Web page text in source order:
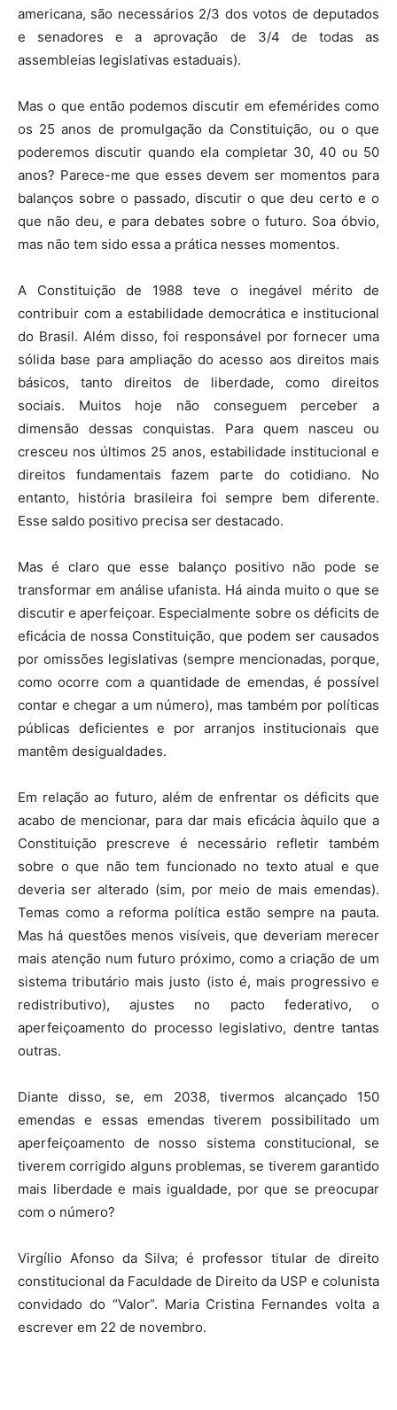
americana, são necessários 2/3 dos votos de deputados
e senadores e a aprovação de 3/4 de todas as
assembleias legislativas estaduais).
Mas o que então podemos discutir em efemérides como
os 25 anos de promulgação da Constituição, ou o que
poderemos discutir quando ela completar 30, 40 ou 50
anos? Parece-me que esses devem ser momentos para
balanços sobre o passado, discutir o que deu certo e o
que não deu, e para debates sobre o futuro. Soa óbvio,
mas não tem sido essa a prática nesses momentos.
A Constituição de 1988 teve o inegável mérito de
contribuir com a estabilidade democrática e institucional
do Brasil. Além disso, foi responsável por fornecer uma
sólida base para ampliação do acesso aos direitos mais
básicos, tanto direitos de liberdade, como direitos
sociais. Muitos hoje não conseguem perceber a
dimensão dessas conquistas. Para quem nasceu ou
cresceu nos últimos 25 anos, estabilidade institucional e
direitos fundamentais fazem parte do cotidiano. No
entanto, história brasileira foi sempre bem diferente.
Esse saldo positivo precisa ser destacado.
Mas é claro que esse balanço positivo não pode se
transformar em análise ufanista. Há ainda muito o que se
discutir e aperfeiçoar. Especialmente sobre os déficits de
eficácia de nossa Constituição, que podem ser causados
por omissões legislativas (sempre mencionadas, porque,
como ocorre com a quantidade de emendas, é possível
contar e chegar a um número), mas também por políticas
públicas deficientes e por arranjos institucionais que
mantêm desigualdades.
Em relação ao futuro, além de enfrentar os déficits que
acabo de mencionar, para dar mais eficácia àquilo que a
Constituição prescreve é necessário refletir também
sobre o que não tem funcionado no texto atual e que
deveria ser alterado (sim, por meio de mais emendas).
Temas como a reforma política estão sempre na pauta.
Mas há questões menos visíveis, que deveriam merecer
mais atenção num futuro próximo, como a criação de um
sistema tributário mais justo (isto é, mais progressivo e
redistributivo), ajustes no pacto federativo, o
aperfeiçoamento do processo legislativo, dentre tantas
outras.
Diante disso, se, em 2038, tivermos alcançado 150
emendas e essas emendas tiverem possibilitado um
aperfeiçoamento de nosso sistema constitucional, se
tiverem corrigido alguns problemas, se tiverem garantido
mais liberdade e mais igualdade, por que se preocupar
com o número?
Virgílio Afonso da Silva; é professor titular de direito
constitucional da Faculdade de Direito da USP e colunista
convidado do “Valor”. Maria Cristina Fernandes volta a
escrever em 22 de novembro.